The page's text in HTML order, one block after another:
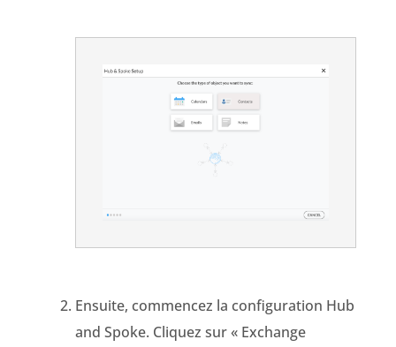
Ensuite, commencez la configuration Hub
and Spoke. Cliquez sur « Exchange